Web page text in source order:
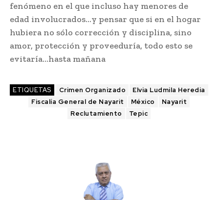
fenómeno en el que incluso hay menores de
edad involucrados…y pensar que si en el hogar
hubiera no sólo corrección y disciplina, sino
amor, protección y proveeduría, todo esto se
evitaría…hasta mañana
ETIQUETAS Crimen Organizado
Elvia Ludmila Heredia
Fiscalía General de Nayarit
México
Nayarit
Reclutamiento
Tepic